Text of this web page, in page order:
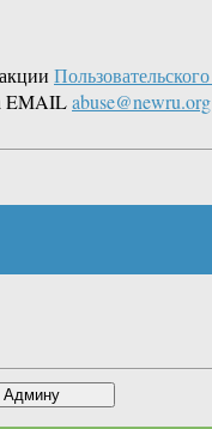
EMAILabuse@newru.org